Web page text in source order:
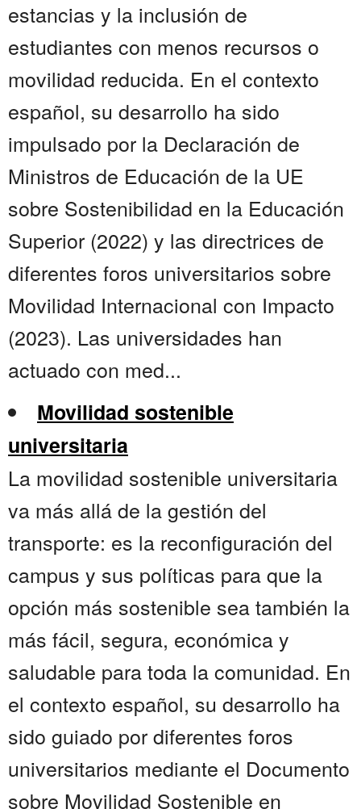
estancias y la inclusión de
estudiantes con menos recursos o
movilidad reducida. En el contexto
español, su desarrollo ha sido
impulsado por la Declaración de
Ministros de Educación de la UE
sobre Sostenibilidad en la Educación
Superior (2022) y las directrices de
diferentes foros universitarios sobre
Movilidad Internacional con Impacto
(2023). Las universidades han
actuado con med...
Movilidad sostenible
universitaria
La movilidad sostenible universitaria
va más allá de la gestión del
transporte: es la reconfiguración del
campus y sus políticas para que la
opción más sostenible sea también la
más fácil, segura, económica y
saludable para toda la comunidad. En
el contexto español, su desarrollo ha
sido guiado por diferentes foros
universitarios mediante el Documento
sobre Movilidad Sostenible en